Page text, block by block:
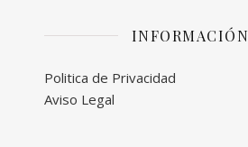
INFORMACIÓN
Politica de Privacidad
Aviso Legal